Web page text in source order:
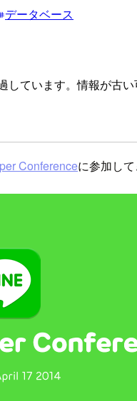
データベース
ています。情報が古
Conferenceに参加して